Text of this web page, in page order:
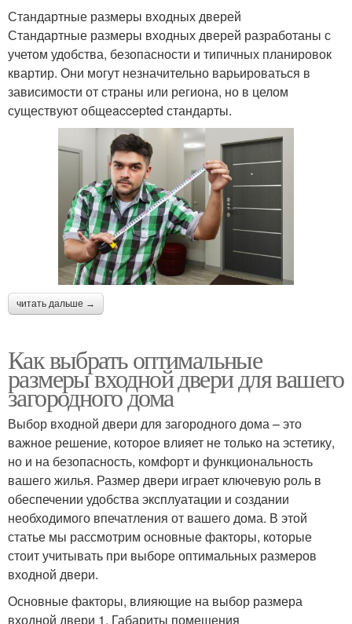
Стандартные размеры входных дверей
Стандартные размеры входных дверей разработаны с
учетом удобства, безопасности и типичных планировок
квартир. Они могут незначительно варьироваться в
зависимости от страны или региона, но в целом
существуют общеaccepted стандарты.
читать дальше →
Как выбрать оптимальные
размеры входной двери для вашего
загородного дома
Выбор входной двери для загородного дома – это
важное решение, которое влияет не только на эстетику,
но и на безопасность, комфорт и функциональность
вашего жилья. Размер двери играет ключевую роль в
обеспечении удобства эксплуатации и создании
необходимого впечатления от вашего дома. В этой
статье мы рассмотрим основные факторы, которые
стоит учитывать при выборе оптимальных размеров
входной двери.
Основные факторы, влияющие на выбор размера
входной двери 1. Габариты помещения